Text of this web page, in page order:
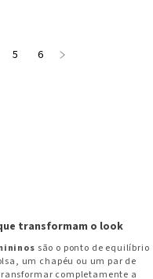
5 6
transformam o look
são o ponto de equilíbrio
um chapéu ou um par de
completamente a